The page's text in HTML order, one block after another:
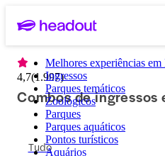
Melhores experiências
Ingressos
Parques temáticos
Zoológicos
Parques
Parques aquáticos
Pontos turísticos
Aquários
4,7(1.997)
Combos de ingressos
Tudo